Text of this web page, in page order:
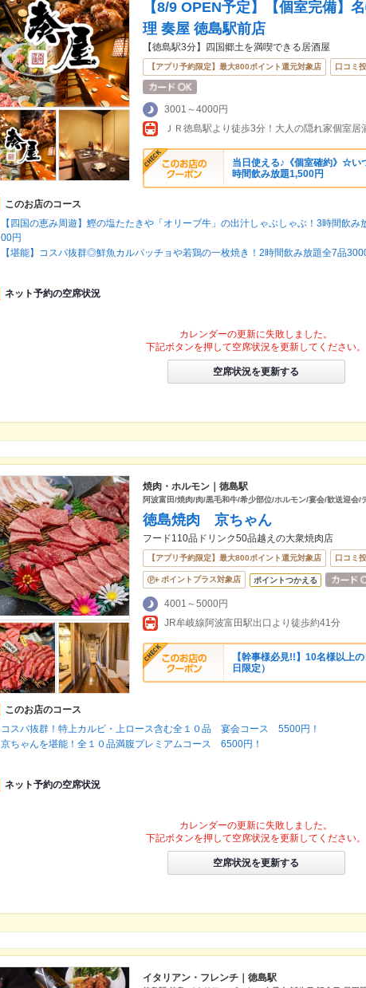
【8/9 OPEN予定】【個室完備】
理 奏屋 徳島駅前店
【徳島駅3分】四国郷土を満喫できる居酒屋
【アプリ予約限定】最大800ポイント還元対象店 口コミ
3001～4000円
当日使える♪《個室確約》☆
時間飲み放題1,500円
このお店のコース
【四国の恵み周遊】鰹の塩たたきや「オリーブ牛」の出汁しゃぶしゃぶ！3時間飲み
00円
【堪能】コスパ抜群◎鮮魚カルパッチョや若鶏の一枚焼き！2時間飲み放題全7品
ネット予約の空席状況
カレンダーの更新に失敗しました。
下記ボタンを押して空席状況を更新してください。
空席状況を更新する
焼肉・ホルモン｜徳島駅
阿波富田/焼肉/肉/黒毛和牛/希少部位/ホルモン/宴会/歓送迎会/
徳島焼肉 京ちゃん
フード110品ドリンク50品越えの大衆焼肉店
【アプリ予約限定】最大800ポイント還元対象店 口コミ
ポイントプラス対象店 ポイントつかえる
4001～5000円
JR牟岐線阿波富田駅出口より徒歩約41分
【幹事様必見!!】10名様以上
日限定）
このお店のコース
コスパ抜群！特上カルビ・上ロース含む全１０品 宴会コース 5500円！
京ちゃんを堪能！全１０品満腹プレミアムコース 6500円！
ネット予約の空席状況
カレンダーの更新に失敗しました。
下記ボタンを押して空席状況を更新してください。
空席状況を更新する
イタリアン・フレンチ｜徳島駅